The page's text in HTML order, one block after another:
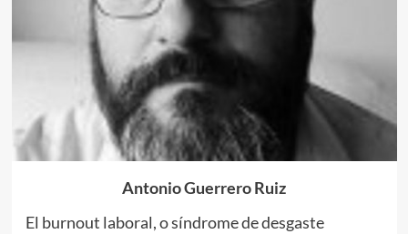
Antonio Guerrero Ruiz
El burnout laboral, o síndrome de desgaste